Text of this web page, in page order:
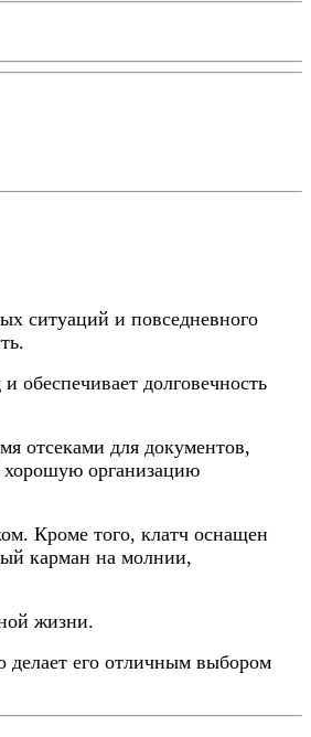
ситуаций и повседневного
долговечность
отсеками для документов,
хорошую организацию
Кроме того, клатч оснащен
карман на молнии,
жизни.
делает его отличным выбором